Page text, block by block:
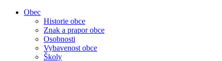
Obec
Historie obce
Znak a prapor obce
Osobnosti
Vybavenost obce
Školy